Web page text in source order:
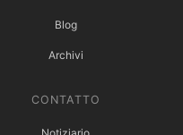
Blog
Archivi
CONTATTO